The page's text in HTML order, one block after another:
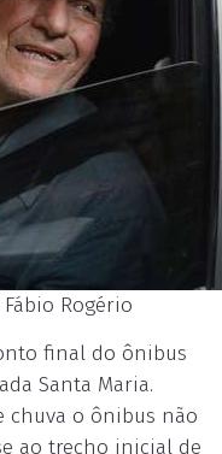
Rogério
final do ônibus
Santa Maria.
chuva o ônibus não
ao trecho inicial de